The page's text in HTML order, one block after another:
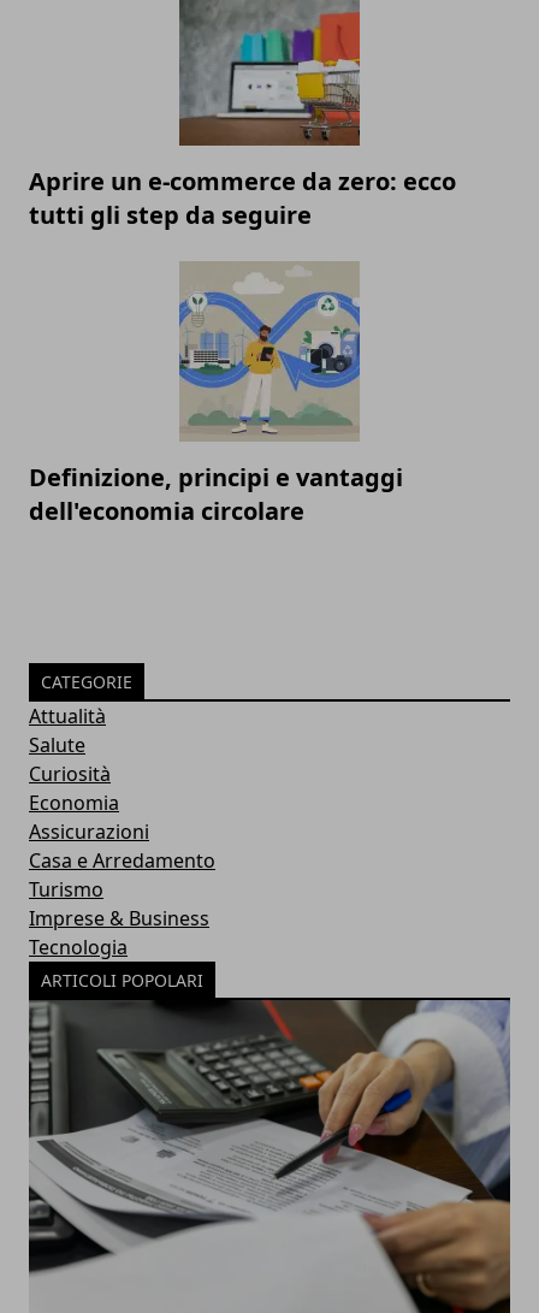
Aprire un e-commerce da zero: ecco
tutti gli step da seguire
Definizione, principi e vantaggi
dell'economia circolare
CATEGORIE
Attualità
Salute
Curiosità
Economia
Assicurazioni
Casa e Arredamento
Turismo
Imprese & Business
Tecnologia
ARTICOLI POPOLARI